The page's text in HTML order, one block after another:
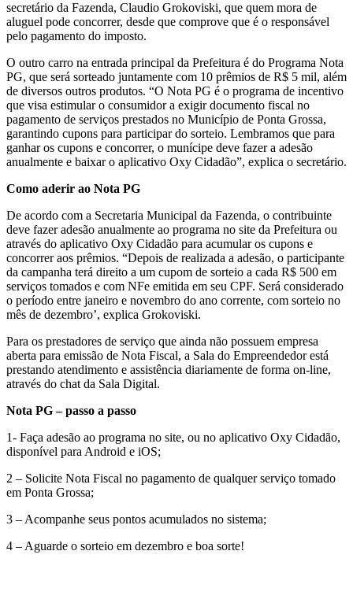
secretário da Fazenda, Claudio Grokoviski, que quem mora de
aluguel pode concorrer, desde que comprove que é o responsável
pelo pagamento do imposto.
O outro carro na entrada principal da Prefeitura é do Programa Nota
PG, que será sorteado juntamente com 10 prêmios de R$ 5 mil, além
de diversos outros produtos. “O Nota PG é o programa de incentivo
que visa estimular o consumidor a exigir documento fiscal no
pagamento de serviços prestados no Município de Ponta Grossa,
garantindo cupons para participar do sorteio. Lembramos que para
ganhar os cupons e concorrer, o munícipe deve fazer a adesão
anualmente e baixar o aplicativo Oxy Cidadão”, explica o secretário.
Como aderir ao Nota PG
De acordo com a Secretaria Municipal da Fazenda, o contribuinte
deve fazer adesão anualmente ao programa no site da Prefeitura ou
através do aplicativo Oxy Cidadão para acumular os cupons e
concorrer aos prêmios. “Depois de realizada a adesão, o participante
da campanha terá direito a um cupom de sorteio a cada R$ 500 em
serviços tomados e com NFe emitida em seu CPF. Será considerado
o período entre janeiro e novembro do ano corrente, com sorteio no
mês de dezembro’, explica Grokoviski.
Para os prestadores de serviço que ainda não possuem empresa
aberta para emissão de Nota Fiscal, a Sala do Empreendedor está
prestando atendimento e assistência diariamente de forma on-line,
através do chat da Sala Digital.
Nota PG – passo a passo
1- Faça adesão ao programa no site, ou no aplicativo Oxy Cidadão,
disponível para Android e iOS;
2 – Solicite Nota Fiscal no pagamento de qualquer serviço tomado
em Ponta Grossa;
3 – Acompanhe seus pontos acumulados no sistema;
4 – Aguarde o sorteio em dezembro e boa sorte!